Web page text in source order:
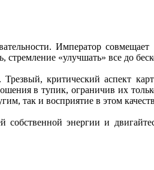
Император
стремление «улучшать» все до
критический аспект
в тупик, ограничив их
так и восприятие в этом
энергии и